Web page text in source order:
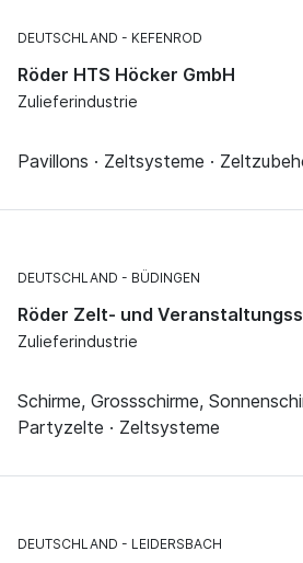
DEUTSCHLAND KEFENROD
Röder HTS Höcker GmbH
Zulieferindustrie
Pavillons · Zeltsysteme ·
DEUTSCHLAND BÜDINGEN
Röder Zelt- und
Zulieferindustrie
Schirme, Grossschirme,
Partyzelte · Zeltsysteme
DEUTSCHLAND LEIDERSBACH